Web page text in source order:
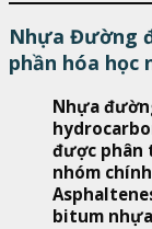
Nhựa Đường
phần hóa học
Nhựa
được phân
nhóm
bitum